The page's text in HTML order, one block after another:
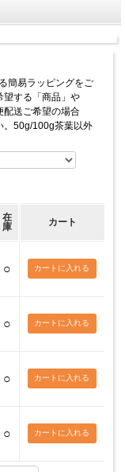
簡易ラッピングをご
望する「商品」や
配送ご希望の場合
。50g/100g茶葉以外
在
庫
カート
○
○
○
○